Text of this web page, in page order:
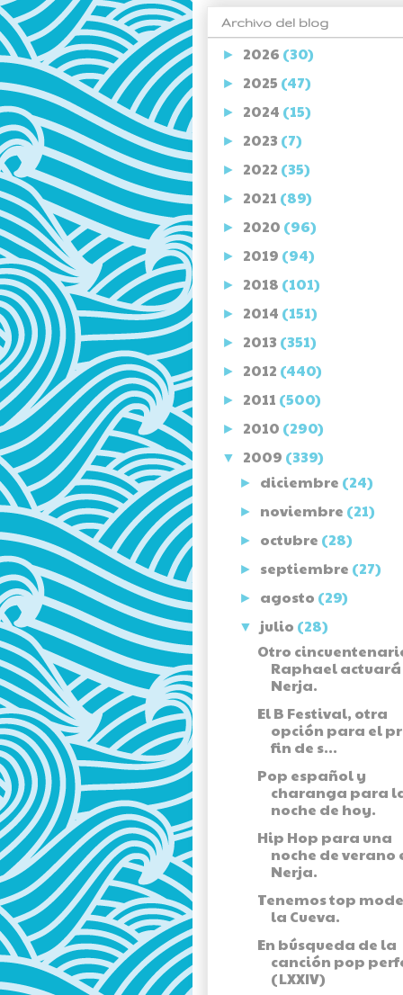
Archivo del blog
► 2026 (30)
► 2025 (47)
► 2024 (15)
► 2023 (7)
► 2022 (35)
► 2021 (89)
► 2020 (96)
► 2019 (94)
► 2018 (101)
► 2014 (151)
► 2013 (351)
► 2012 (440)
► 2011 (500)
► 2010 (290)
▼ 2009 (339)
► diciembre (24)
► noviembre (21)
► octubre (28)
► septiembre (27)
► agosto (29)
▼ julio (28)
Otro
Raphael actuará
Nerja.
El B Festival, otra
opción para el
fin de s...
Pop español y
charanga para
noche de hoy.
Hip Hop para una
noche de verano
Nerja.
Tenemos top
la Cueva.
En búsqueda de la
canción pop
(LXXIV)